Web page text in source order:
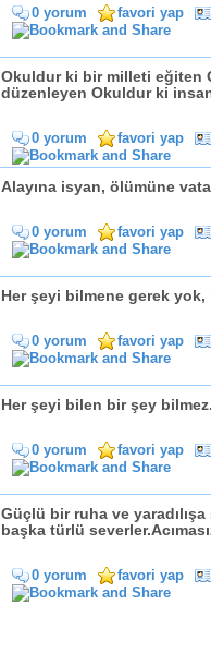
0 yorum favori yap
Okuldur ki bir milleti eğiten
düzenleyen Okuldur ki
0 yorum favori yap
Alayına isyan, ölümüne
0 yorum favori yap
Her şeyi bilmene gerek
0 yorum favori yap
Her şeyi bilen bir şey
0 yorum favori yap
Güçlü bir ruha ve
başka türlü
0 yorum favori yap